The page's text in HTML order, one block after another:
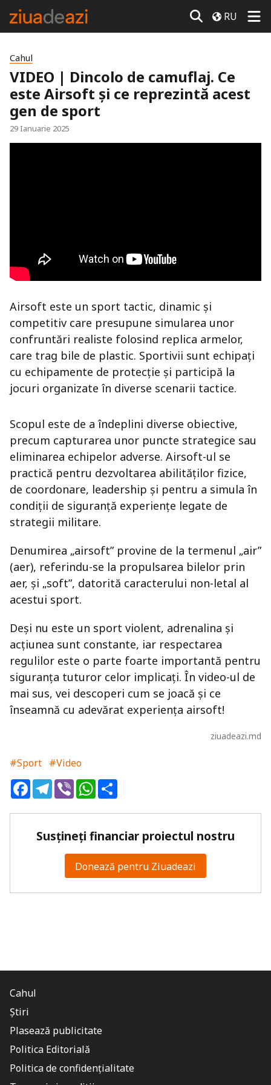
RU
Cahul
VIDEO | Dincolo de camuflaj. Ce
este Airsoft și ce reprezintă acest
gen de sport
29 Ianuarie 2025
Airsoft este un sport tactic, dinamic și
competitiv care presupune simularea unor
confruntări realiste folosind replica armelor,
care trag bile de plastic. Sportivii sunt echipați
cu echipamente de protecție și participă la
jocuri organizate în diverse scenarii tactice.
Scopul este de a îndeplini diverse obiective,
precum capturarea unor puncte strategice sau
eliminarea echipelor adverse. Airsoft-ul se
practică pentru dezvoltarea abilităților fizice,
de coordonare, leadership și pentru a simula în
condiții de siguranță experiențe legate de
strategii militare.
Denumirea „airsoft” provine de la termenul „air”
(aer), referindu-se la propulsarea bilelor prin
aer, și „soft”, datorită caracterului non-letal al
acestui sport.
Deși nu este un sport violent, adrenalina și
acțiunea sunt constante, iar respectarea
regulilor este o parte foarte importantă pentru
siguranța tuturor celor implicați. În video-ul de
mai sus, vei descoperi cum se joacă și ce
înseamnă cu adevărat experiența airsoft!
ziuadeazi.md
#Sport #Video
FacebookTelegram
ViberWhatsApp
Susțineți financiar proiectul nostru
Donează pentru Ziuadeazi
Cahul
Știri
Plasează publicitate
Politica Editorială
Politica de confidențialitate